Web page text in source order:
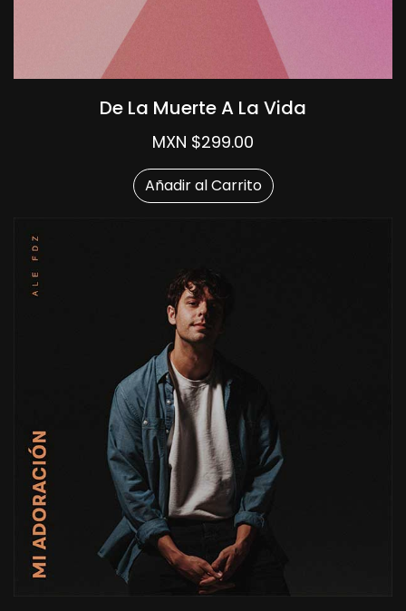
De La Muerte A La Vida
MXN $299.00
Añadir al Carrito